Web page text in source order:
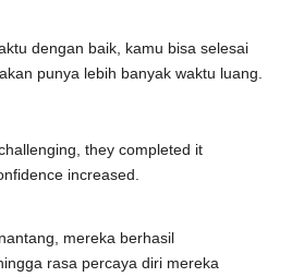
dengan baik, kamu bisa selesai
punya lebih banyak waktu luang.
they completed it
increased.
mereka berhasil
rasa percaya diri mereka